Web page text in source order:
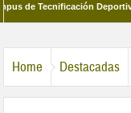
Tecnificación Deportiva
Home Destacadas